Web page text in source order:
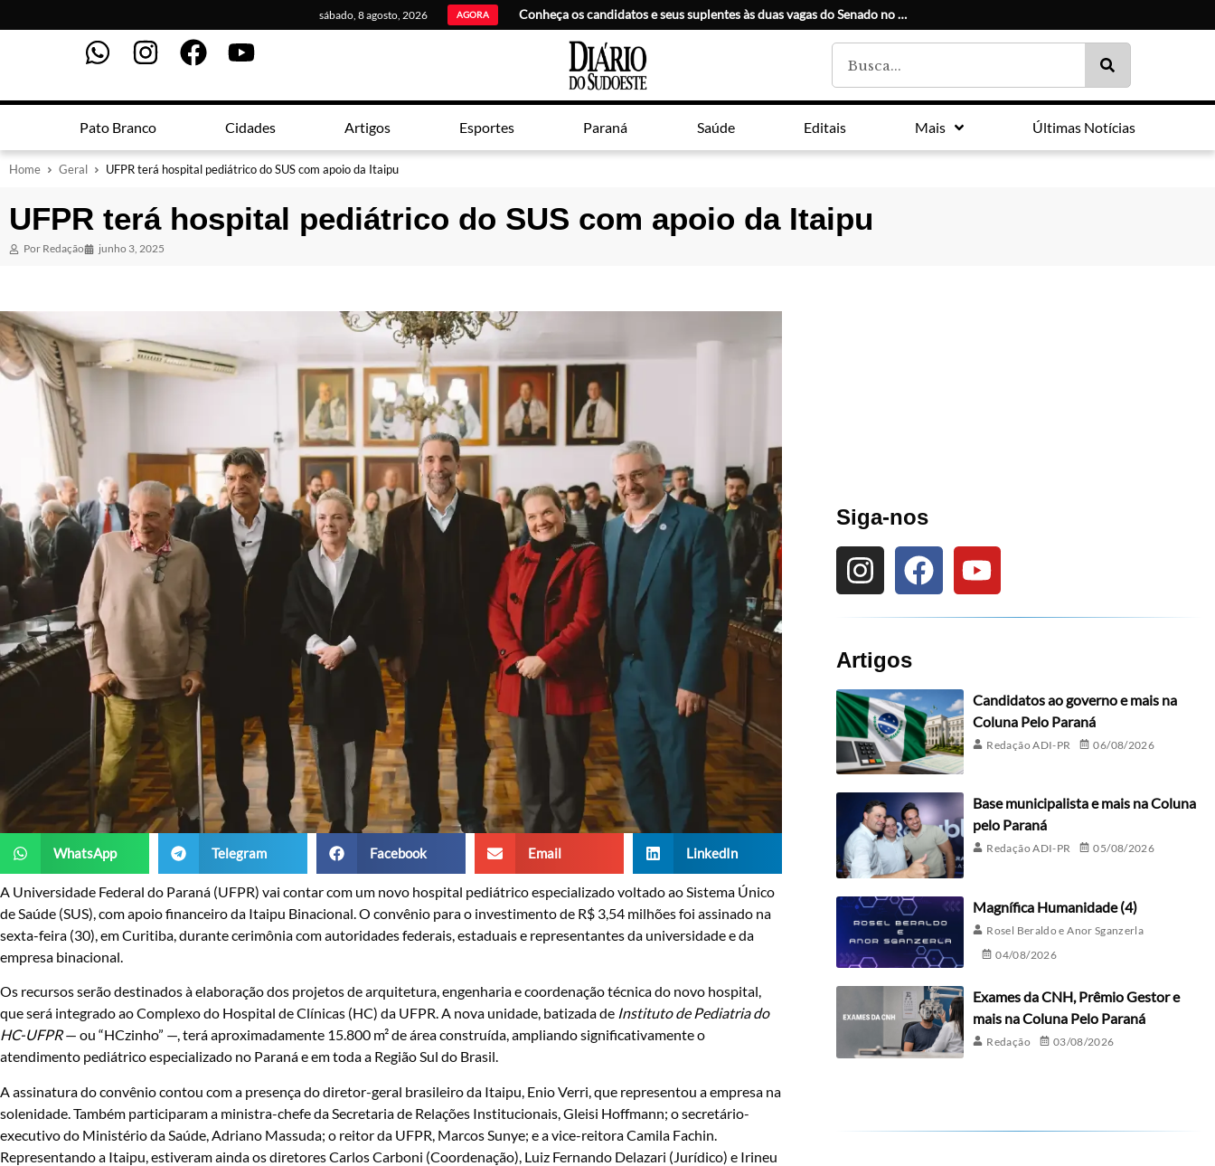
sábado, 8 agosto, 2026 AGORA Conheça os candidatos e seus suplentes às duas vagas do Senado no Paraná
Pato Branco Cidades Artigos Esportes Paraná Saúde Editais Mais Últimas Notícias
Home Geral UFPR terá hospital pediátrico do SUS com apoio da Itaipu
UFPR terá hospital pediátrico do SUS com apoio da Itaipu
Por Redação junho 3, 2025
WhatsApp Telegram Facebook Email LinkedIn
A Universidade Federal do Paraná (UFPR) vai contar com um novo hospital pediátrico especializado voltado ao Sistema Único
de Saúde (SUS), com apoio financeiro da Itaipu Binacional. O convênio para o investimento de R$ 3,54 milhões foi assinado na
sexta-feira (30), em Curitiba, durante cerimônia com autoridades federais, estaduais e representantes da universidade e da
empresa binacional.
Os recursos serão destinados à elaboração dos projetos de arquitetura, engenharia e coordenação técnica do novo hospital,
que será integrado ao Complexo do Hospital de Clínicas (HC) da UFPR. A nova unidade, batizada de Instituto de Pediatria do
HC-UFPR— ou “HCzinho” —, terá aproximadamente 15.800 m² de área construída, ampliando significativamente o
atendimento pediátrico especializado no Paraná e em toda a Região Sul do Brasil.
A assinatura do convênio contou com a presença do diretor-geral brasileiro da Itaipu, Enio Verri, que representou a empresa na
solenidade. Também participaram a ministra-chefe da Secretaria de Relações Institucionais, Gleisi Hoffmann; o secretário-
executivo do Ministério da Saúde, Adriano Massuda; o reitor da UFPR, Marcos Sunye; e a vice-reitora Camila Fachin.
Representando a Itaipu, estiveram ainda os diretores Carlos Carboni (Coordenação), Luiz Fernando Delazari (Jurídico) e Irineu
Siga-nos
Artigos
Candidatos ao governo e mais na
Coluna Pelo Paraná
Redação ADI-PR 06/08/2026
Base municipalista e mais na Coluna
pelo Paraná
Redação ADI-PR 05/08/2026
Magnífica Humanidade (4)
Rosel Beraldo e Anor Sganzerla
04/08/2026
Exames da CNH, Prêmio Gestor e
mais na Coluna Pelo Paraná
Redação 03/08/2026